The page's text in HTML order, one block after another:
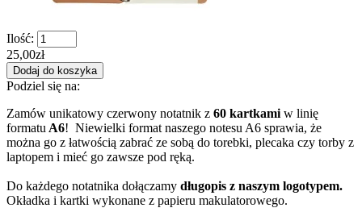
Ilość:
25,00zł
Dodaj do koszyka
Podziel się na:
Zamów unikatowy czerwony notatnik z 60 kartkami w linię
formatu A6! Niewielki format naszego notesu A6 sprawia, że
można go z łatwością zabrać ze sobą do torebki, plecaka czy torby z
laptopem i mieć go zawsze pod ręką.
Do każdego notatnika dołączamy długopis z naszym logotypem.
Okładka i kartki wykonane z papieru makulatorowego.